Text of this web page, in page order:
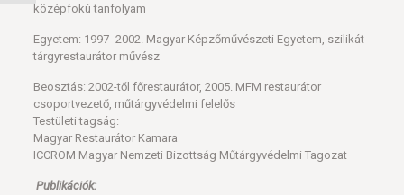
középfokú tanfolyam
Egyetem: 1997 -2002. Magyar Képzőművészeti Egyetem, szilikát
tárgyrestaurátor művész
Beosztás: 2002-től főrestaurátor, 2005. MFM restaurátor
csoportvezető, műtárgyvédelmi felelős
Testületi tagság:
Magyar Restaurátor Kamara
ICCROM Magyar Nemzeti Bizottság Műtárgyvédelmi Tagozat
Publikációk: